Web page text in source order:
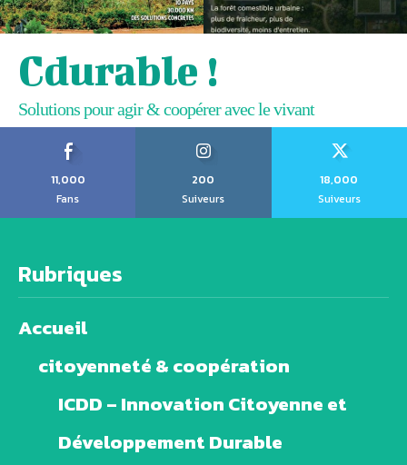
Cdurable !
Solutions pour agir & coopérer avec le vivant
11,000
Fans
200
Suiveurs
18,000
Suiveurs
Rubriques
Accueil
citoyenneté & coopération
ICDD – Innovation Citoyenne et
Développement Durable